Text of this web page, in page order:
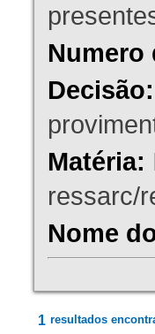
Numero
Decisão:
Matéria:
ressarc/
Nome
1 resultados